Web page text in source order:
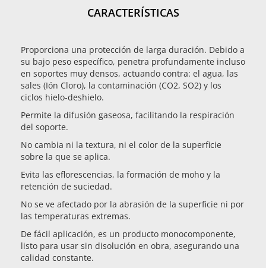
CARACTERÍSTICAS
Proporciona una protección de larga duración. Debido a
su bajo peso específico, penetra profundamente incluso
en soportes muy densos, actuando contra: el agua, las
sales (Ión Cloro), la contaminación (CO2, SO2) y los
ciclos hielo-deshielo.
Permite la difusión gaseosa, facilitando la respiración
del soporte.
No cambia ni la textura, ni el color de la superficie
sobre la que se aplica.
Evita las eflorescencias, la formación de moho y la
retención de suciedad.
No se ve afectado por la abrasión de la superficie ni por
las temperaturas extremas.
De fácil aplicación, es un producto monocomponente,
listo para usar sin disolución en obra, asegurando una
calidad constante.